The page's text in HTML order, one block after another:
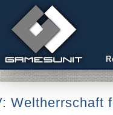
Weltherrschaft